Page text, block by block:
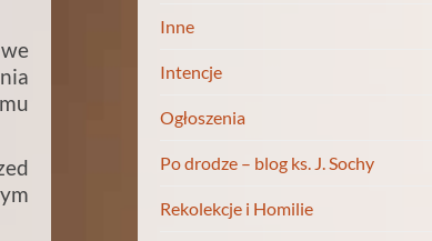
Inne
Intencje
Ogłoszenia
Po drodze – blog ks. J. Sochy
Rekolekcje i Homilie